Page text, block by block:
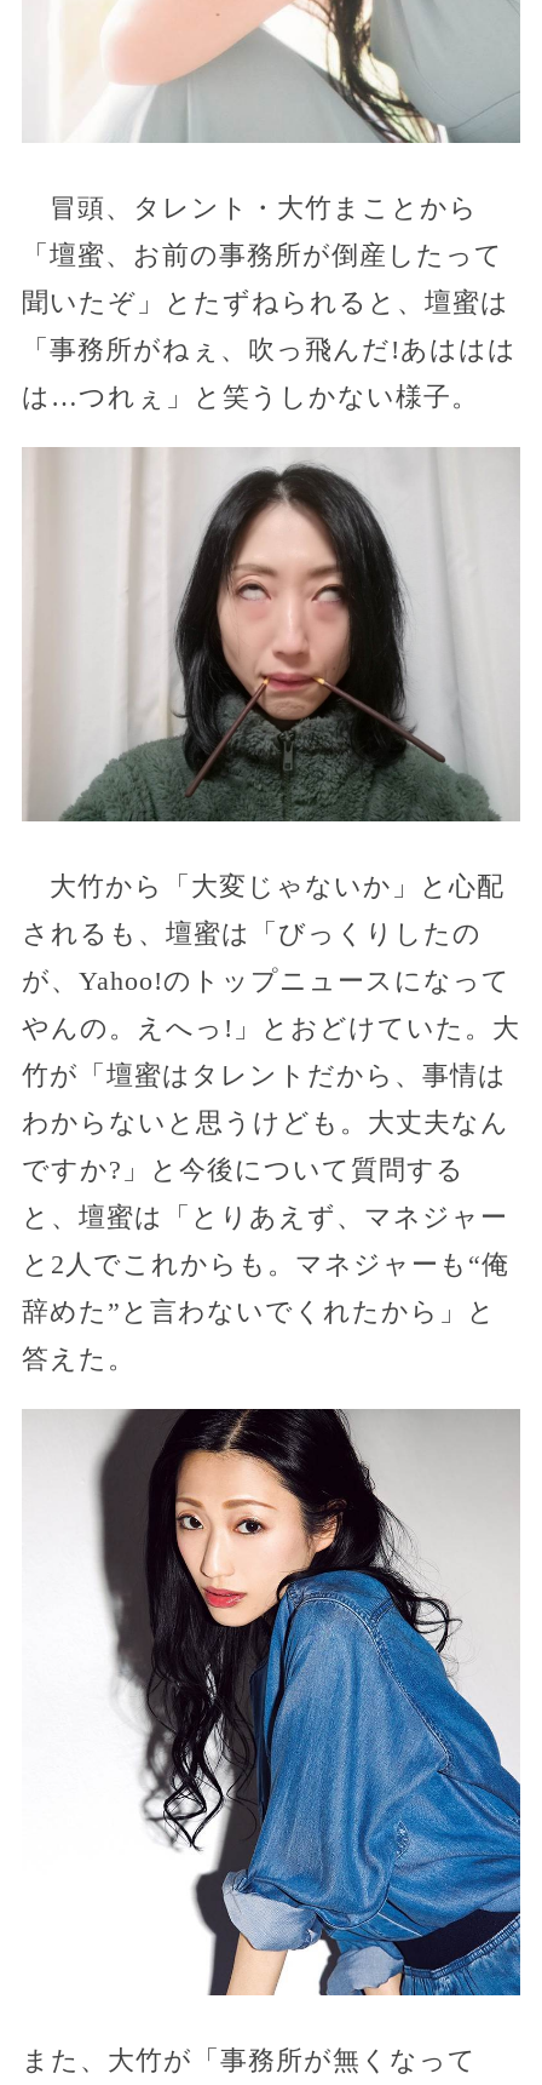
冒頭、タレント・大竹まことから
「壇蜜、お前の事務所が倒産したって
聞いたぞ」とたずねられると、壇蜜は
「事務所がねぇ、吹っ飛んだ!あははは
は…つれぇ」と笑うしかない様子。
大竹から「大変じゃないか」と心配
されるも、壇蜜は「びっくりしたの
が、Yahoo!のトップニュースになって
やんの。えへっ!」とおどけていた。大
竹が「壇蜜はタレントだから、事情は
わからないと思うけども。大丈夫なん
ですか?」と今後について質問する
と、壇蜜は「とりあえず、マネジャー
と2人でこれからも。マネジャーも“俺
辞めた”と言わないでくれたから」と
答えた。
また、大竹が「事務所が無くなって